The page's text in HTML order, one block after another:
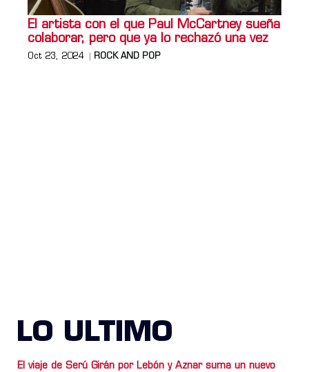
El artista con el que Paul McCartney sueña
colaborar, pero que ya lo rechazó una vez
Oct 23, 2024 ROCK AND POP
LO ULTIMO
El viaje de Serú Girán por Lebón y Aznar suma un nuevo